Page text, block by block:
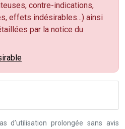
contre-indications,
effets indésirables...) ainsi
par la notice du
d’utilisation prolongée sans avis